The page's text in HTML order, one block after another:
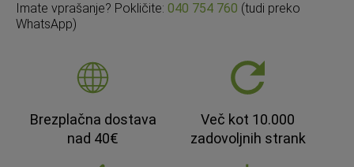
Imate vprašanje? Pokličite: 040 754 760 (tudi preko
WhatsApp)
Brezplačna dostava
nad 40€
Več kot 10.000
zadovoljnih strank